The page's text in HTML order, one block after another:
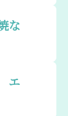
な
エ